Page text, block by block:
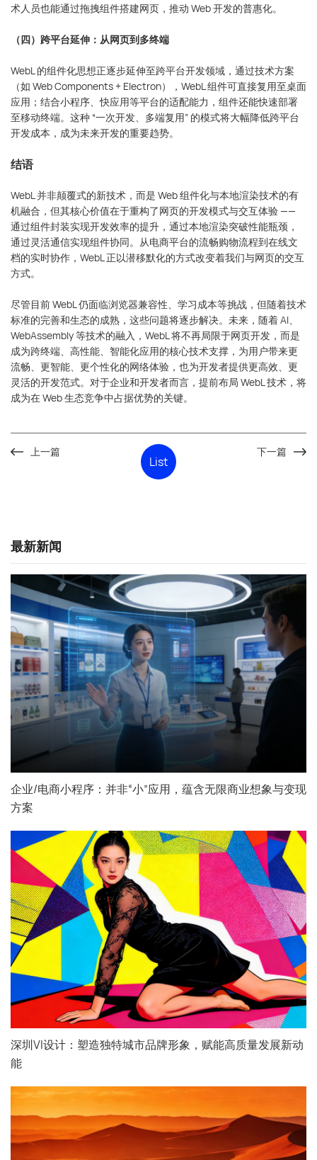
术人员也能通过拖拽组件搭建网页，推动 Web 开发的普惠化。
（四）跨平台延伸：从网页到多终端
WebL 的组件化思想正逐步延伸至跨平台开发领域，通过技术方案
（如 Web Components + Electron），WebL 组件可直接复用至桌面
应用；结合小程序、快应用等平台的适配能力，组件还能快速部署
至移动终端。这种 “一次开发、多端复用” 的模式将大幅降低跨平台
开发成本，成为未来开发的重要趋势。
结语
WebL 并非颠覆式的新技术，而是 Web 组件化与本地渲染技术的有
机融合，但其核心价值在于重构了网页的开发模式与交互体验 ——
通过组件封装实现开发效率的提升，通过本地渲染突破性能瓶颈，
通过灵活通信实现组件协同。从电商平台的流畅购物流程到在线文
档的实时协作，WebL 正以潜移默化的方式改变着我们与网页的交互
方式。
尽管目前 WebL 仍面临浏览器兼容性、学习成本等挑战，但随着技术
标准的完善和生态的成熟，这些问题将逐步解决。未来，随着 AI、
WebAssembly 等技术的融入，WebL 将不再局限于网页开发，而是
成为跨终端、高性能、智能化应用的核心技术支撑，为用户带来更
流畅、更智能、更个性化的网络体验，也为开发者提供更高效、更
灵活的开发范式。对于企业和开发者而言，提前布局 WebL 技术，将
成为在 Web 生态竞争中占据优势的关键。
上一篇
List
下一篇
最新新闻
企业/电商小程序：并非“小”应用，蕴含无限商业想象与变现
方案
深圳VI设计：塑造独特城市品牌形象，赋能高质量发展新动
能
电话：13147070783